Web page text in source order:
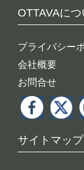
OTTAVAにつ
プライバシー
会社概要
お問合せ
サイトマップ